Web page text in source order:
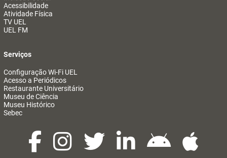
Acessibilidade
Atividade Física
TV UEL
UEL FM
Serviços
Configuração Wi-Fi UEL
Acesso a Periódicos
Restaurante Universitário
Museu de Ciência
Museu Histórico
Sebec